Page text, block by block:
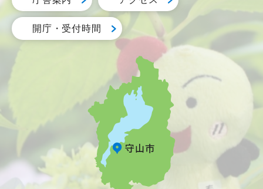
開庁・受付時間